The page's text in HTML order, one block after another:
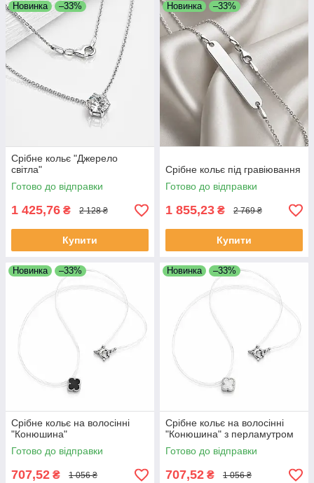
Новинка –33%
Срібне кольє "Джерело
світла"
Готово до відправки
1 425,76 ₴ 2 128 ₴
Купити
Новинка –33%
Срібне кольє під гравіювання
Готово до відправки
1 855,23 ₴ 2 769 ₴
Купити
Новинка –33%
Срібне кольє на волосінні
"Конюшина"
Готово до відправки
707,52 ₴ 1 056 ₴
Новинка –33%
Срібне кольє на волосінні
"Конюшина" з перламутром
Готово до відправки
707,52 ₴ 1 056 ₴